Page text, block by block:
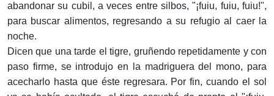
abandonar su cubil, a veces entre silbos, "¡fuiu, fuiu, fuiu!",
para buscar alimentos, regresando a su refugio al caer la
noche.
Dicen que una tarde el tigre, gruñendo repetidamente y con
paso firme, se introdujo en la madriguera del mono, para
acecharlo hasta que éste regresara. Por fin, cuando el sol